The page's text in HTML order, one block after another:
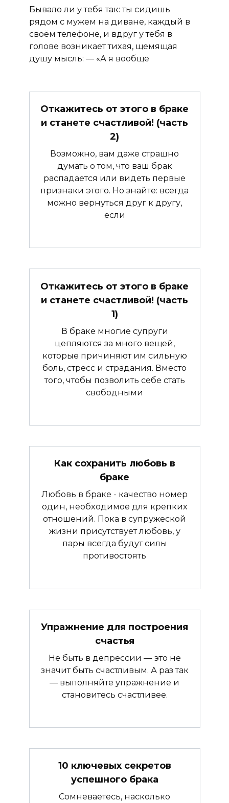
Бывало ли у тебя так: ты сидишь
рядом с мужем на диване, каждый в
своём телефоне, и вдруг у тебя в
голове возникает тихая, щемящая
душу мысль: — «А я вообще
Откажитесь от этого в браке
и станете счастливой! (часть
2)
Возможно, вам даже страшно
думать о том, что ваш брак
распадается или видеть первые
признаки этого. Но знайте: всегда
можно вернуться друг к другу,
если
Откажитесь от этого в браке
и станете счастливой! (часть
1)
В браке многие супруги
цепляются за много вещей,
которые причиняют им сильную
боль, стресс и страдания. Вместо
того, чтобы позволить себе стать
свободными
Как сохранить любовь в
браке
Любовь в браке - качество номер
один, необходимое для крепких
отношений. Пока в супружеской
жизни присутствует любовь, у
пары всегда будут силы
противостоять
Упражнение для построения
счастья
Не быть в депрессии — это не
значит быть счастливым. А раз так
— выполняйте упражнение и
становитесь счастливее.
10 ключевых секретов
успешного брака
Сомневаетесь, насколько